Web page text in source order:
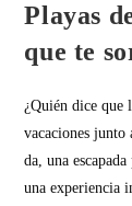
Playas
que te
¿Quién dice que
vacaciones
da, una
una experiencia